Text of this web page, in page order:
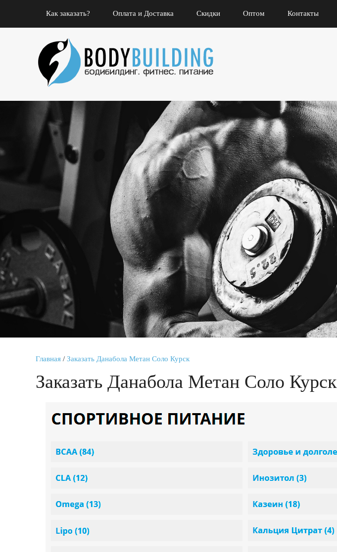
Как заказать? Оплата и Доставка Скидки Оптом Контакты
Главная / Заказать Данабола Метан Соло Курск
Заказать Данабола Метан Соло Курск